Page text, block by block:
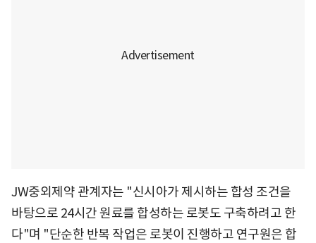
JW중외제약 관계자는 "신시아가 제시하는 합성 조건을
바탕으로 24시간 원료를 합성하는 로봇도 구축하려고 한
다"며 "단순한 반복 작업은 로봇이 진행하고 연구원은 합